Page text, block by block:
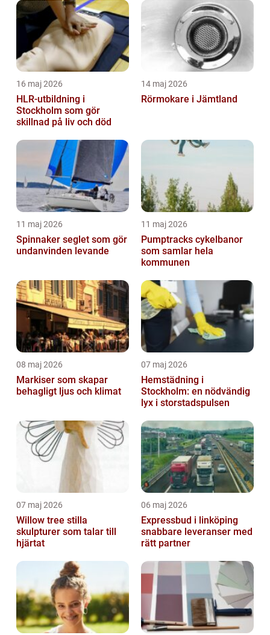
16 maj 2026
HLR-utbildning i
Stockholm som gör
skillnad på liv och död
14 maj 2026
Rörmokare i Jämtland
11 maj 2026
Spinnaker seglet som gör
undanvinden levande
11 maj 2026
Pumptracks cykelbanor
som samlar hela
kommunen
08 maj 2026
Markiser som skapar
behagligt ljus och klimat
07 maj 2026
Hemstädning i
Stockholm: en nödvändig
lyx i storstadspulsen
07 maj 2026
Willow tree stilla
skulpturer som talar till
hjärtat
06 maj 2026
Expressbud i linköping
snabbare leveranser med
rätt partner